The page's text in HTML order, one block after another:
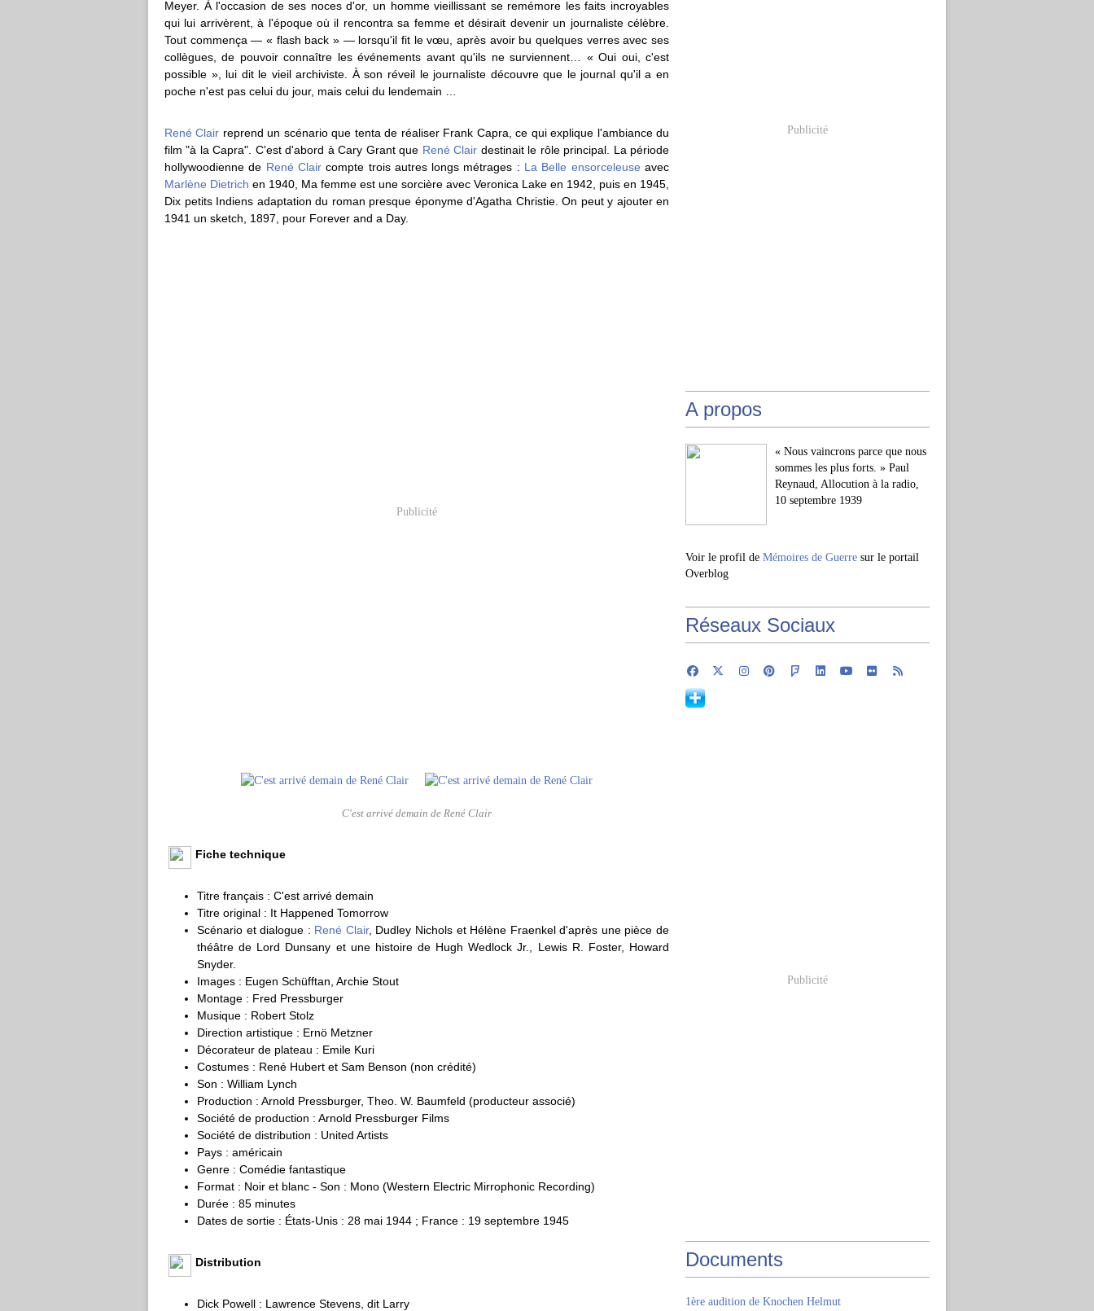
Meyer. À l'occasion de ses noces d'or, un homme vieillissant se remémore les faits incroyables
qui lui arrivèrent, à l'époque où il rencontra sa femme et désirait devenir un journaliste célèbre.
Tout commença — « flash back » — lorsqu'il fit le vœu, après avoir bu quelques verres avec ses
collègues, de pouvoir connaître les événements avant qu'ils ne surviennent… « Oui oui, c'est
possible », lui dit le vieil archiviste. À son réveil le journaliste découvre que le journal qu'il a en
poche n'est pas celui du jour, mais celui du lendemain …
René Clair reprend un scénario que tenta de réaliser Frank Capra, ce qui explique l'ambiance du
film "à la Capra". C'est d'abord à Cary Grant que René Clair destinait le rôle principal. La période
hollywoodienne de René Claircompte trois autres longs métrages : La Belle ensorceleuse avec
Marlène Dietrich en 1940, Ma femme est une sorcière avec Veronica Lake en 1942, puis en 1945,
Dix petits Indiens adaptation du roman presque éponyme d'Agatha Christie. On peut y ajouter en
1941 un sketch, 1897, pour Forever and a Day.
Publicité
C'est arrivé demain de René Clair
Fiche technique
Titre français : C'est arrivé demain
Titre original : It Happened Tomorrow
Scénario et dialogue : René Clair, Dudley Nichols et Hélène Fraenkel d'après une pièce de
théâtre de Lord Dunsany et une histoire de Hugh Wedlock Jr., Lewis R. Foster, Howard
Snyder.
Images : Eugen Schüfftan, Archie Stout
Montage : Fred Pressburger
Musique : Robert Stolz
Direction artistique : Ernö Metzner
Décorateur de plateau : Emile Kuri
Costumes : René Hubert et Sam Benson (non crédité)
Son : William Lynch
Production : Arnold Pressburger, Theo. W. Baumfeld (producteur associé)
Société de production : Arnold Pressburger Films
Société de distribution : United Artists
Pays : américain
Genre : Comédie fantastique
Format : Noir et blanc - Son : Mono (Western Electric Mirrophonic Recording)
Durée : 85 minutes
Dates de sortie : États-Unis : 28 mai 1944 ; France : 19 septembre 1945
Distribution
Dick Powell : Lawrence Stevens, dit Larry
Publicité
A propos
« Nous vaincrons parce que nous
sommes les plus forts. » Paul
Reynaud, Allocution à la radio,
10 septembre 1939
Voir le profil de Mémoires de Guerre sur le portail
Overblog
Réseaux Sociaux
Publicité
Documents
1ère audition de Knochen Helmut